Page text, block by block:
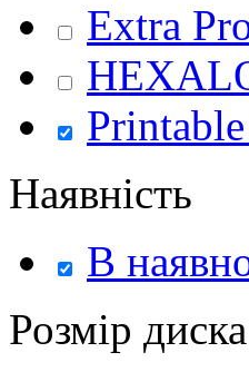
Extra
Наявність
В
Розмір диска